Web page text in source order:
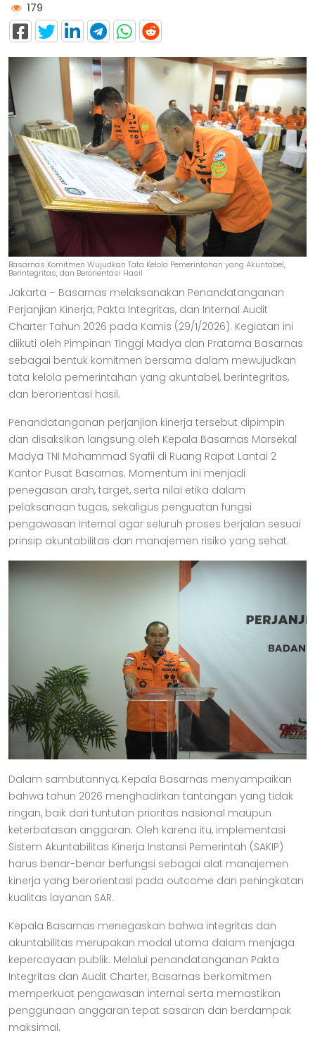
179
Basarnas Komitmen Wujudkan Tata Kelola Pemerintahan yang Akuntabel,
Berintegritas, dan Berorientasi Hasil
Jakarta – Basarnas melaksanakan Penandatanganan
Perjanjian Kinerja, Pakta Integritas, dan Internal Audit
Charter Tahun 2026 pada Kamis (29/1/2026). Kegiatan ini
diikuti oleh Pimpinan Tinggi Madya dan Pratama Basarnas
sebagai bentuk komitmen bersama dalam mewujudkan
tata kelola pemerintahan yang akuntabel, berintegritas,
dan berorientasi hasil.
Penandatanganan perjanjian kinerja tersebut dipimpin
dan disaksikan langsung oleh Kepala Basarnas Marsekal
Madya TNI Mohammad Syafii di Ruang Rapat Lantai 2
Kantor Pusat Basarnas. Momentum ini menjadi
penegasan arah, target, serta nilai etika dalam
pelaksanaan tugas, sekaligus penguatan fungsi
pengawasan internal agar seluruh proses berjalan sesuai
prinsip akuntabilitas dan manajemen risiko yang sehat.
Dalam sambutannya, Kepala Basarnas menyampaikan
bahwa tahun 2026 menghadirkan tantangan yang tidak
ringan, baik dari tuntutan prioritas nasional maupun
keterbatasan anggaran. Oleh karena itu, implementasi
Sistem Akuntabilitas Kinerja Instansi Pemerintah (SAKIP)
harus benar-benar berfungsi sebagai alat manajemen
kinerja yang berorientasi pada outcome dan peningkatan
kualitas layanan SAR.
Kepala Basarnas menegaskan bahwa integritas dan
akuntabilitas merupakan modal utama dalam menjaga
kepercayaan publik. Melalui penandatanganan Pakta
Integritas dan Audit Charter, Basarnas berkomitmen
memperkuat pengawasan internal serta memastikan
penggunaan anggaran tepat sasaran dan berdampak
maksimal.